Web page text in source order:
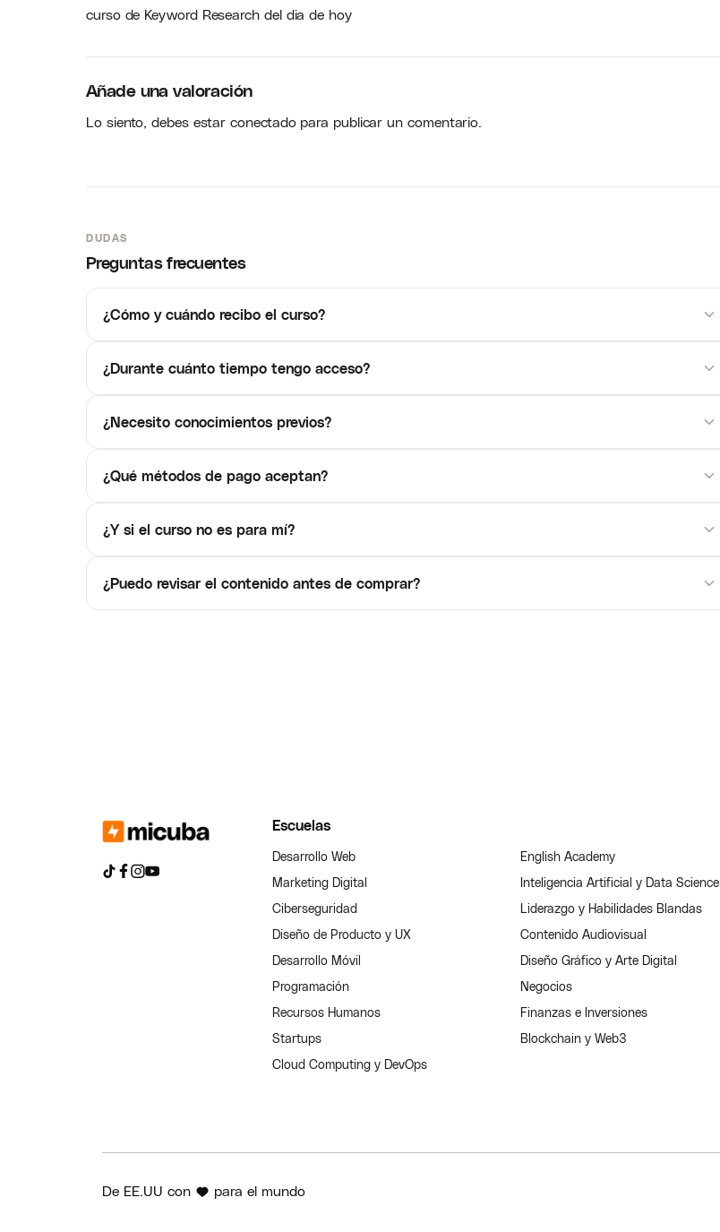
curso de Keyword Research del dia de hoy
Añade una valoración
Lo siento, debes estarconectadopara publicar un comentario.
DUDAS
Preguntas frecuentes
¿Cómo y cuándo recibo el curso?
¿Durante cuánto tiempo tengo acceso?
¿Necesito conocimientos previos?
¿Qué métodos de pago aceptan?
¿Y si el curso no es para mí?
¿Puedo revisar el contenido antes de comprar?
Escuelas
Desarrollo Web
English Academy
Marketing Digital
Inteligencia Artificial y Data Science
Ciberseguridad
Liderazgo y Habilidades Blandas
Diseño de Producto y UX
Contenido Audiovisual
Desarrollo Móvil
Diseño Gráfico y Arte Digital
Programación
Negocios
Recursos Humanos
Finanzas e Inversiones
Startups
Blockchain y Web3
Cloud Computing y DevOps
De EE.UU con para el mundo